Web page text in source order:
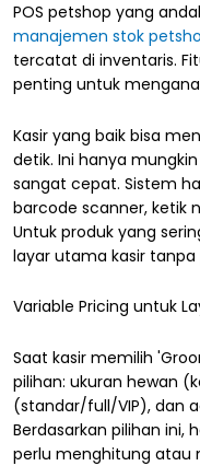
POS petshop yang
manajemen stok
tercatat di inventaris.
penting untuk
Kasir yang baik bisa
detik. Ini hanya
sangat cepat. Sistem
barcode scanner, ketik
Untuk produk yang
layar utama kasir
Variable Pricing untuk
Saat kasir memilih
pilihan: ukuran hewan
(standar/full/VIP), dan
Berdasarkan pilihan
perlu menghitung atau